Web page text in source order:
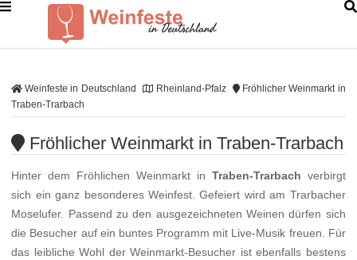
Weinfeste in Deutschland Rheinland-Pfalz
Fröhlicher Weinmarkt in
Traben-Trarbach
Fröhlicher Weinmarkt in Traben-Trarbach
Hinter dem Fröhlichen Weinmarkt in Traben-Trarbach verbirgt
sich ein ganz besonderes Weinfest. Gefeiert wird am Trarbacher
Moselufer. Passend zu den ausgezeichneten Weinen dürfen sich
die Besucher auf ein buntes Programm mit Live-Musik freuen. Für
das leibliche Wohl der Weinmarkt-Besucher ist ebenfalls bestens